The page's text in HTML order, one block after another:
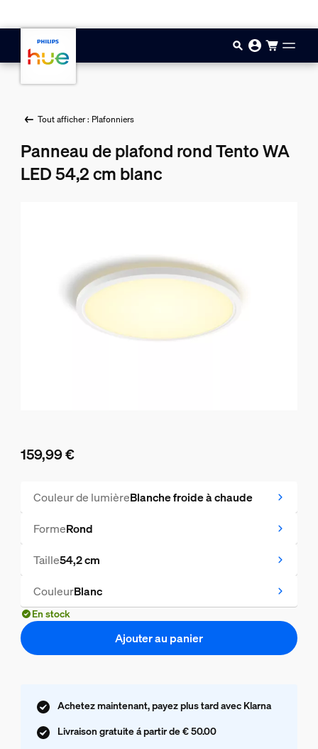
Tout afficher : Plafonniers
Panneau de plafond rond Tento WA
LED 54,2 cm blanc
159,99 €
Couleur de lumièreBlanche froide à chaude
FormeRond
Taille54,2 cm
CouleurBlanc
En stock
Ajouter au panier
Achetez maintenant, payez plus tard avec Klarna
Livraison gratuite á partir de € 50.00